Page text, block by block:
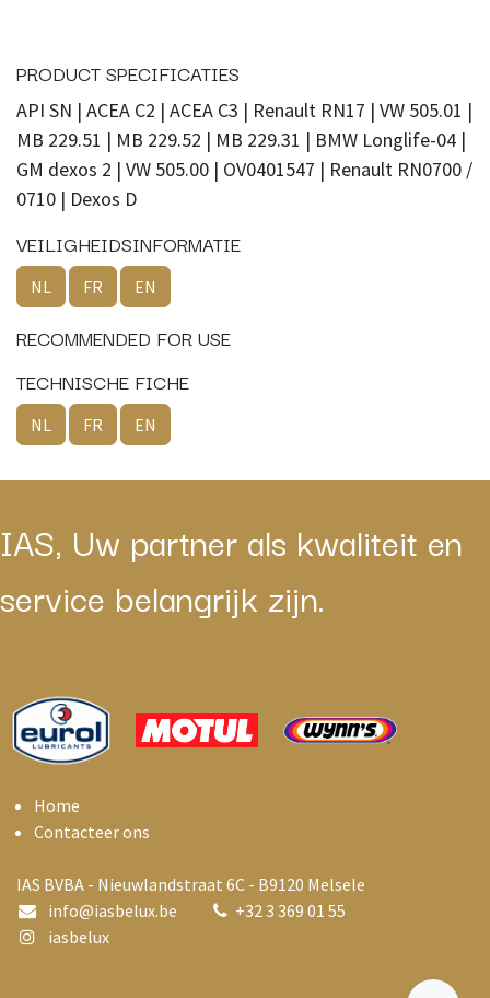
PRODUCT SPECIFICATIES
API SN | ACEA C2 | ACEA C3 | Renault RN17 | VW 505.01 |
MB 229.51 | MB 229.52 | MB 229.31 | BMW Longlife-04 |
GM dexos 2 | VW 505.00 | OV0401547 | Renault RN0700 /
0710 | Dexos D
VEILIGHEIDSINFORMATIE
NL FR EN
RECOMMENDED FOR USE
TECHNISCHE FICHE
NL FR EN
IAS, Uw partner als kwaliteit en
service belangrijk zijn.
Home
Contacteer ons
IAS BVBA - Nieuwlandstraat 6C - B9120 Melsele
info@iasbelux.be +32 3 369 01 55
iasbelux